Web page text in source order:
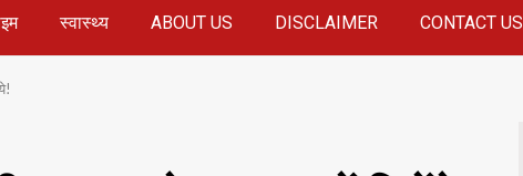
स्वास्थ्य ABOUT US DISCLAIMER CONTACT US